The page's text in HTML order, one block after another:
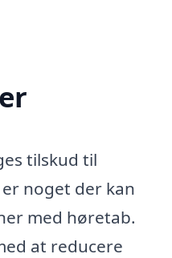
tilskud til
noget der kan
med høretab.
at reducere